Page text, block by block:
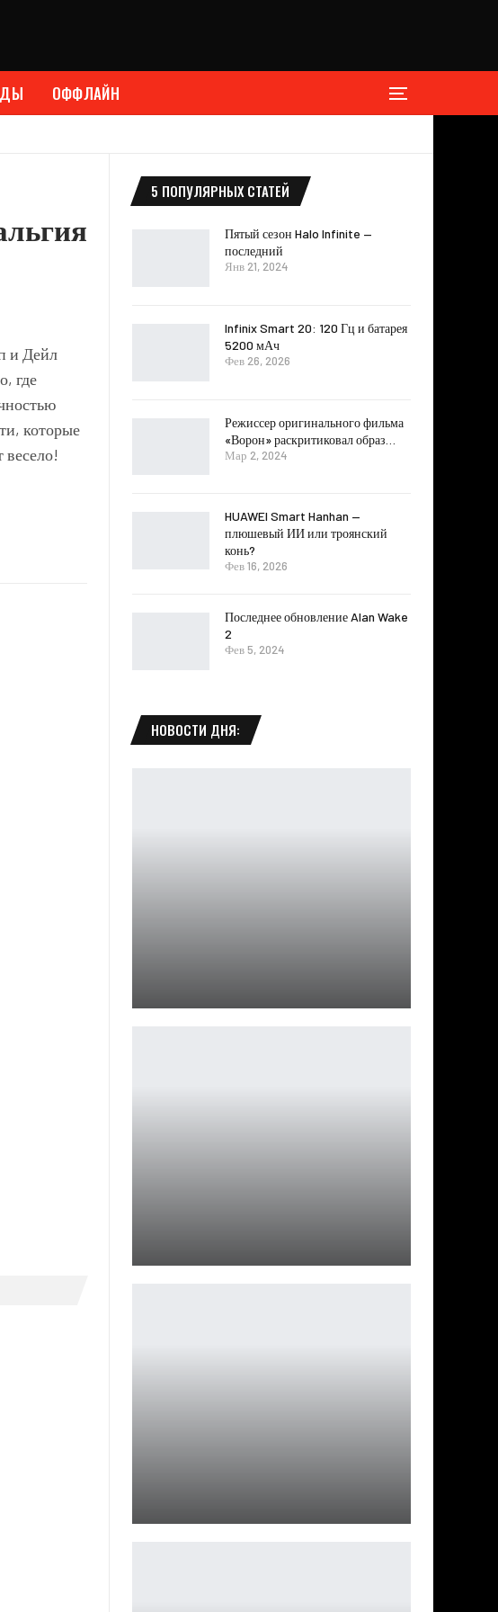
ОФФЛАЙН
и Дейл
где
которые
весело!
5 ПОПУЛЯРНЫХ СТАТЕЙ
Пятый сезон Halo Infinite —
последний
Янв 21, 2024
Infinix Smart 20: 120 Гц и батарея
5200 мАч
Фев 26, 2026
Режиссер оригинального фильма
«Ворон» раскритиковал образ…
Мар 2, 2024
HUAWEI Smart Hanhan —
плюшевый ИИ или троянский
конь?
Фев 16, 2026
Последнее обновление Alan Wake
2
Фев 5, 2024
НОВОСТИ ДНЯ: